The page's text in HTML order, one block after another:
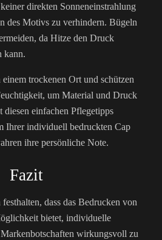
direkten Sonneneinstrahlung
des Motivs zu verhindern. Bügeln
da Hitze den Druck
kann.
trockenen Ort und schützen
um Material und Druck
einfachen Pflegetipps
Ihrer individuell bedruckten Cap
ihre persönliche Note.
Fazit
dass das Bedrucken von
bietet, individuelle
wirkungsvoll zu